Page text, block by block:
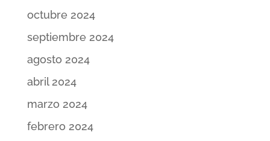
octubre 2024
septiembre 2024
agosto 2024
abril 2024
marzo 2024
febrero 2024